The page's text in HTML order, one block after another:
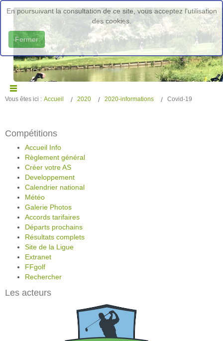
En poursuivant la consultation de ce site, vous acceptez l'utilisation
des cookies.
Fermer
Vous êtes ici : Accueil 2020 2020-informations Covid-19
Compétitions
Accueil Info
Règlement général
Créer votre AS
Developpement
Calendrier national
Météo
Galerie Photos
Accords tarifaires
Départs prochains
Résultats complets
Site de la Ligue
Extranet
FFgolf
Rechercher
Les acteurs